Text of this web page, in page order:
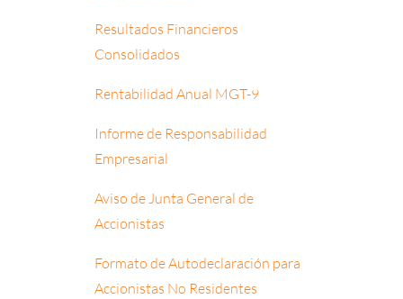
Resultados Financieros
Consolidados
Rentabilidad Anual MGT-9
Informe de Responsabilidad
Empresarial
Aviso de Junta General de
Accionistas
Formato de Autodeclaración para
Accionistas No Residentes